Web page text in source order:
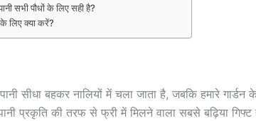
सभी पौधों के लिए सही है?
लिए क्या करें?
सीधा बहकर नालियों में चला जाता है, जबकि हमारे गार्डन
प्रकृति की तरफ से फ्री में मिलने वाला सबसे बढ़िया